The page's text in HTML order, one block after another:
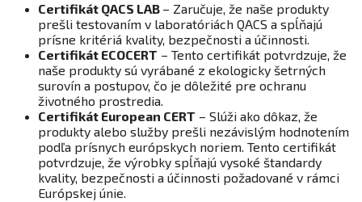
Certifikát QACS LAB – Zaručuje, že naše produkty
prešli testovaním v laboratóriách QACS a spĺňajú
prísne kritériá kvality, bezpečnosti a účinnosti.
Certifikát ECOCERT – Tento certifikát potvrdzuje, že
naše produkty sú vyrábané z ekologicky šetrných
surovín a postupov, čo je dôležité pre ochranu
životného prostredia.
Certifikát European CERT – Slúži ako dôkaz, že
produkty alebo služby prešli nezávislým hodnotením
podľa prísnych európskych noriem. Tento certifikát
potvrdzuje, že výrobky spĺňajú vysoké štandardy
kvality, bezpečnosti a účinnosti požadované v rámci
Európskej únie.